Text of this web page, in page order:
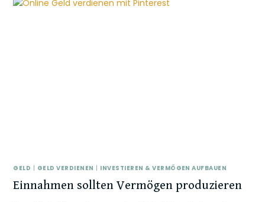
GELD GELD VERDIENEN INVESTIEREN & VERMÖGEN AUFBAUEN
Einnahmen sollten Vermögen produzieren